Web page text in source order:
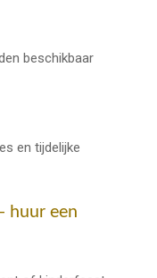
beschikbaar
en tijdelijke
huur een